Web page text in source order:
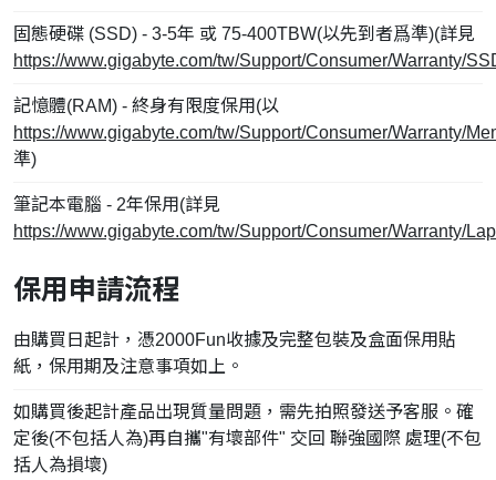
固態硬碟 (SSD) - 3-5年 或 75-400TBW(以先到者爲準)(詳見
https://www.gigabyte.com/tw/Support/Consumer/Warranty/
記憶體(RAM) - 終身有限度保用(以
https://www.gigabyte.com/tw/Support/Consumer/Warranty/
準)
筆記本電腦 - 2年保用(詳見
https://www.gigabyte.com/tw/Support/Consumer/Warranty/
保用申請流程
由購買日起計，憑2000Fun收據及完整包裝及盒面保用貼
紙，保用期及注意事項如上。
如購買後起計產品出現質量問題，需先拍照發送予客服。確
定後(不包括人為)再自攜"有壞部件" 交回 聯強國際 處理(不包
括人為損壞)